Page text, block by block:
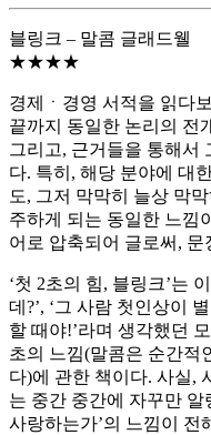
블링크 – 말콤 글래드웰
★★★★
경제ㆍ경영 서적을 읽다
끝까지 동일한 논리의 전
그리고, 근거들을 통해서
다. 특히, 해당 분야에 대
도, 그저 막막히 늘상 막
주하게 되는 동일한 느낌
어로 압축되어 글로써,
‘첫 2초의 힘, 블링크’는
데?’, ‘그 사람 첫인상이
할 때야!’라며 생각했던
초의 느낌(말콤은 순간적
다)에 관한 책이다. 사실,
는 중간 중간에 자꾸만 알
사랑하는가’의 느낌이 전